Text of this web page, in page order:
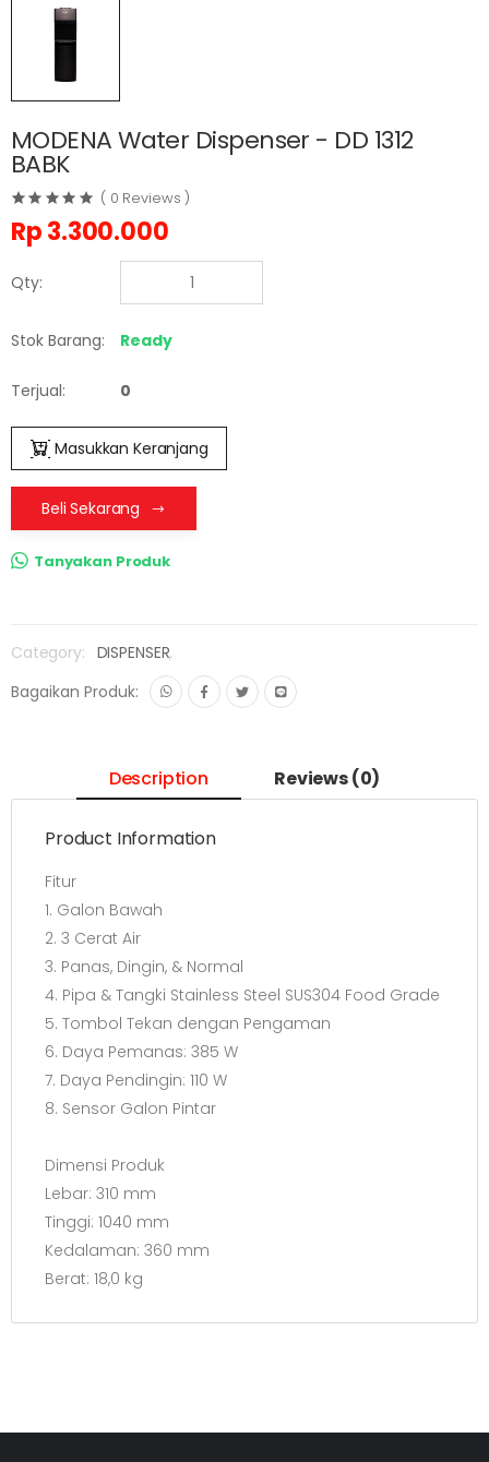
MODENA Water Dispenser - DD 1312
BABK
( 0 Reviews )
Rp3.300.000
Qty:
Stok Barang: Ready
Terjual: 0
Masukkan Keranjang
Beli Sekarang
Tanyakan Produk
Category: DISPENSER,
Bagaikan Produk:
Description Reviews (0)
Product Information
Fitur
1. Galon Bawah
2. 3 Cerat Air
3. Panas, Dingin, & Normal
4. Pipa & Tangki Stainless Steel SUS304 Food Grade
5. Tombol Tekan dengan Pengaman
6. Daya Pemanas: 385 W
7. Daya Pendingin: 110 W
8. Sensor Galon Pintar
Dimensi Produk
Lebar: 310 mm
Tinggi: 1040 mm
Kedalaman: 360 mm
Berat: 18,0 kg